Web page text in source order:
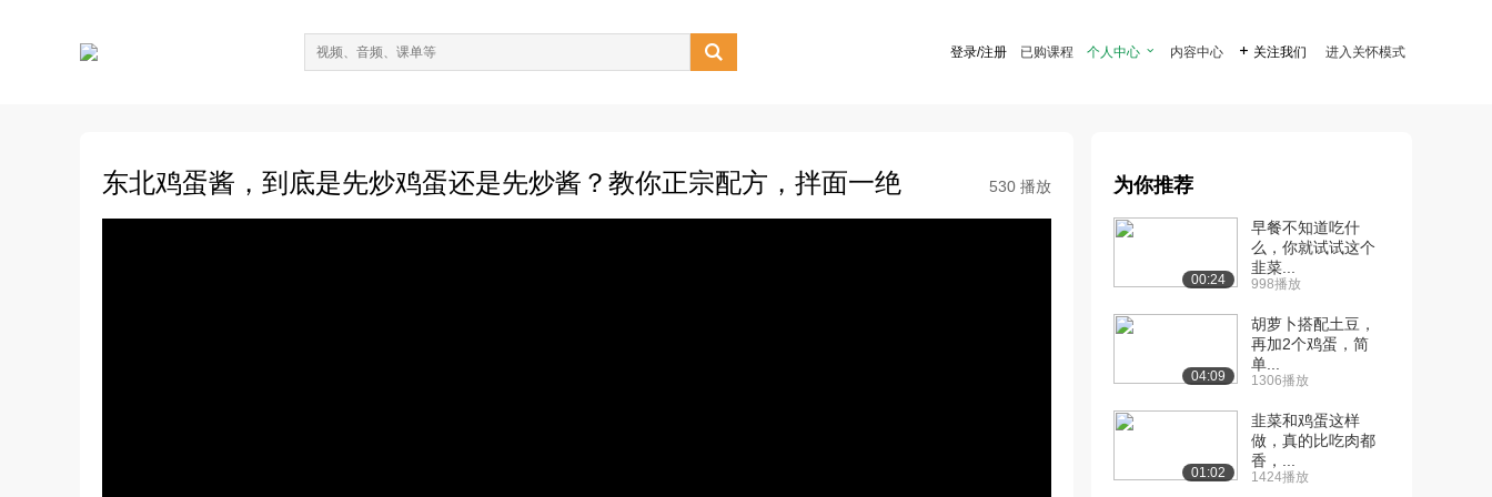
 登录/注册 已购课程 个人中心  内容中心  关注我们 进入关怀模式
东北鸡蛋酱，到底是先炒鸡蛋还是先炒酱？教你正宗配方，拌面一绝 530 播放 为你推荐
00:24
早餐不知道吃什
么，你就试试这个
韭菜...
998播放
04:09
胡萝卜搭配土豆，
再加2个鸡蛋，简
单...
1306播放
01:02
韭菜和鸡蛋这样
做，真的比吃肉都
香，...
1424播放